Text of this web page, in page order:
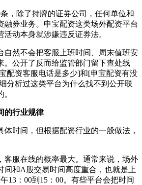
，除了持牌的证券公司，任何单位和
融券业务。申宝配资这类场外配资平台
动本身就涉嫌违反证券法。
自然不会把客服上班时间、周末值班安
。公开了反而给监管部门留下查处线
配资客服电话是多少]和[申宝配资有没
分析过这类平台为什么找不到公开联
的行业规律
体时间，但根据配资行业的一般做法，
客服在线的概率最大。通常来说，场外
间和A股交易时间高度重合，也就是上
13：00到15：00。有些平台会把时间